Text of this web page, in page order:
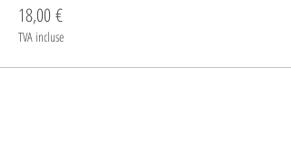
18,00 €
TVA incluse